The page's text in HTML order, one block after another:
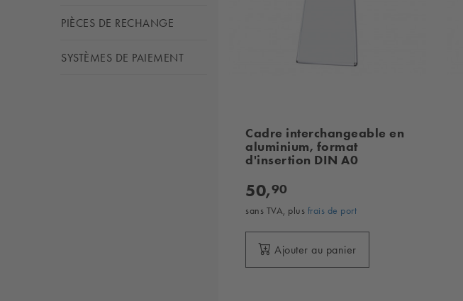
PIÈCES DE RECHANGE
SYSTÈMES DE PAIEMENT
Cadre interchangeable en
aluminium, format
d'insertion DIN A0
50,90
sans TVA, plus frais de port
Ajouter au panier